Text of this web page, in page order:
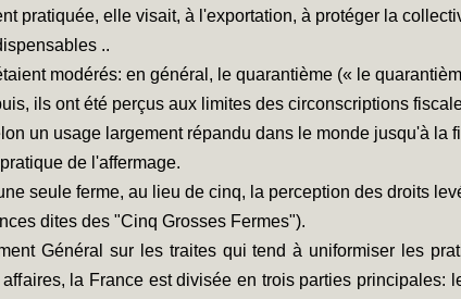
pratiquée, elle visait, à l'exportation, à protéger la
..
modérés: en général, le quarantième (« le
ils ont été perçus aux limites des circonscriptions
un usage largement répandu dans le monde jusqu'à la
de l'affermage.
seule ferme, au lieu de cinq, la perception des droits
dites des "Cinq Grosses Fermes").
Général sur les traites qui tend à uniformiser les
la France est divisée en trois parties principales: